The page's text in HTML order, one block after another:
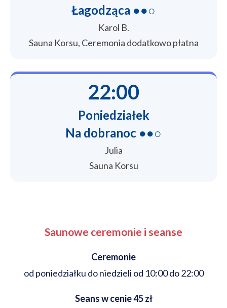
Łagodząca ●●○
Karol B.
Sauna Korsu, Ceremonia dodatkowo płatna
22:00
Poniedziałek
Na dobranoc ●●○
Julia
Sauna Korsu
Saunowe ceremonie i seanse
Ceremonie
od poniedziałku do niedzieli od 10:00 do 22:00
Seans w cenie 45 zł